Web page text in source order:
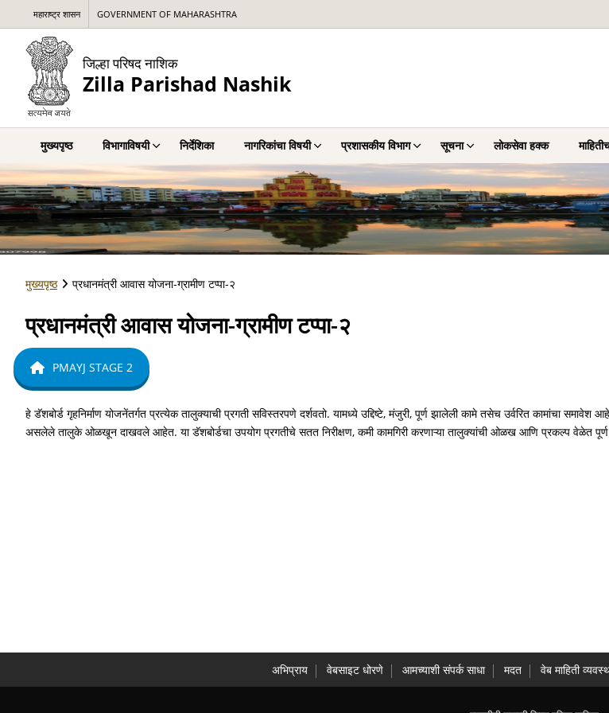
महाराष्ट्र शासन GOVERNMENT OF MAHARASHTRA
जिल्हा परिषद नाशिक
Zilla Parishad Nashik
मुख्यपृष्ठ विभागाविषयी निर्देशिका नागरिकांचा विषयी प्रशासकीय विभाग सूचना लोकसेवा हक्‍क
मुख्यपृष्ठ प्रधानमंत्री आवास योजना-ग्रामीण टप्पा-२
प्रधानमंत्री आवास योजना-ग्रामीण टप्पा-२
PMAYJ STAGE 2
हे डॅशबोर्ड गृहनिर्माण योजनेंतर्गत प्रत्येक तालुक्याची प्रगती सविस्तरपणे दर्शवतो. यामध्ये उद्दिष्टे, मंजुरी, पूर्ण झालेली कामे तसेच उर्वरित कामांचा
असलेले तालुके ओळखून दाखवले आहेत. या डॅशबोर्डचा उपयोग प्रगतीचे सतत निरीक्षण, कमी कामगिरी करणाऱ्या तालुक्यांची ओळख आणि प्रकल्प वेळेत पूर्ण
अभिप्राय वेबसाइट धोरणे आमच्याशी संपर्क साधा मदत वेब माहिती